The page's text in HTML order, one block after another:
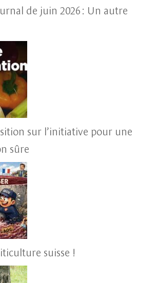
de juin 2026 : Un autre
sur l’initiative pour une
sûre
suisse !